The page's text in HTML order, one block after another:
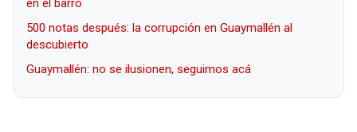
en el barro
500 notas después: la corrupción en Guaymallén al
descubierto
Guaymallén: no se ilusionen, seguimos acá